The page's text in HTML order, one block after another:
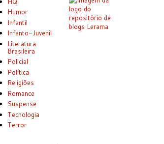
Humor
Infantil
Infanto-Juvenil
Literatura
Brasileira
Policial
Política
Religiões
Romance
Suspense
Tecnologia
Terror